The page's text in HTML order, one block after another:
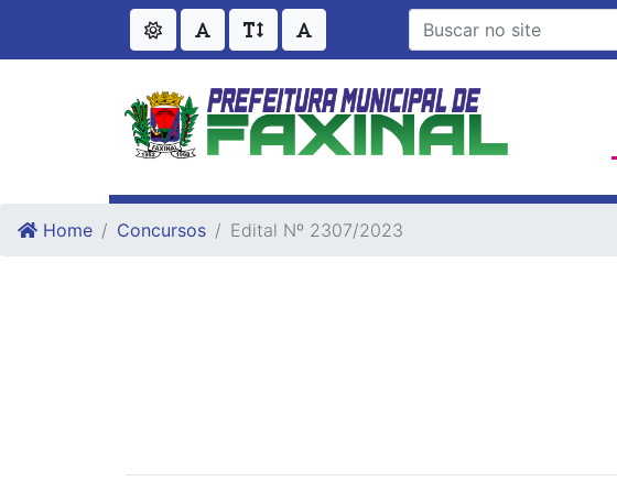
Ir para o conteudo
Ir para o fim do conteudo
Home Concursos Edital Nº 2307/2023